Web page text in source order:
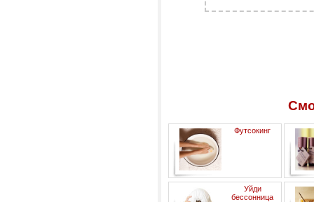
Футсокинг
Уйди
бессонница